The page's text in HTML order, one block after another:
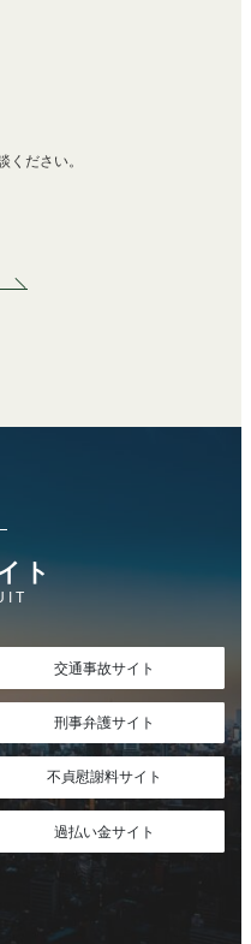
ください。
ト
交通事故サイト
刑事弁護サイト
不貞慰謝料サイト
過払い金サイト